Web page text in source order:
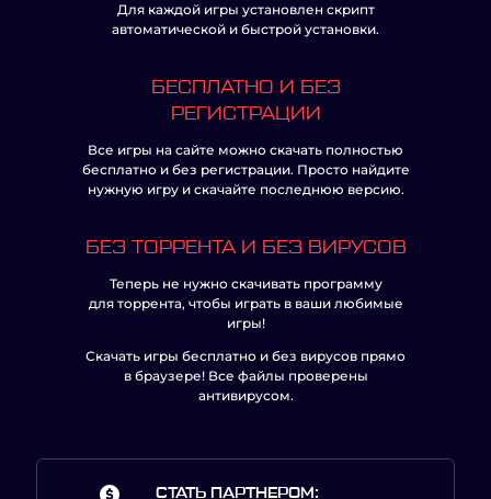
Для каждой игры установлен скрипт
автоматической и быстрой установки.
БЕСПЛАТНО И БЕЗ
РЕГИСТРАЦИИ
Все игры на сайте можно скачать полностью
бесплатно и без регистрации. Просто найдите
нужную игру и скачайте последнюю версию.
БЕЗ ТОРРЕНТА И БЕЗ ВИРУСОВ
Теперь не нужно скачивать программу
для торрента, чтобы играть в ваши любимые
игры!
Скачать игры бесплатно и без вирусов прямо
в браузере! Все файлы проверены
антивирусом.
СТАТЬ ПАРТНЕРОМ: